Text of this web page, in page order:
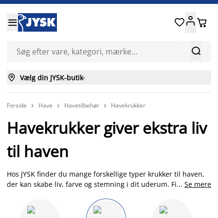


 
 Vælg din JYSK-butik
Forside  Have  Havetilbehør  Havekrukker
Havekrukker giver ekstra liv
til haven
Hos JYSK finder du mange forskellige typer krukker til haven,
der kan skabe liv, farve og stemning i dit uderum. Find
altankasser og hængepotter. Ønsker du at skabe en grøn zone
med mange havekrukker, kan du vælge et krukkesæt som
... Se mere